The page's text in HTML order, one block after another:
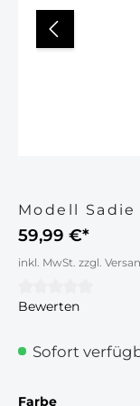
Modell Sadie
59,99 €*
inkl. MwSt. zzgl.
Bewerten
Sofort
Farbeauswählen